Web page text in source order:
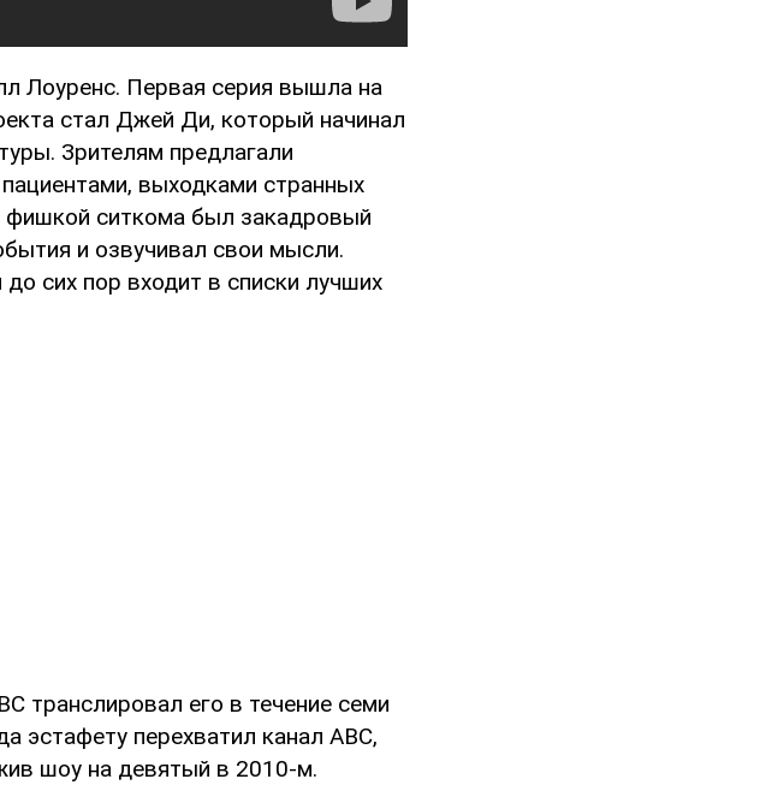
Лоуренс. Первая серия вышла на
стал Джей Ди, который начинал
Зрителям предлагали
выходками странных
фишкой ситкома был закадровый
и озвучивал свои мысли.
сих пор входит в списки лучших
транслировал его в течение семи
эстафету перехватил канал ABC,
шоу на девятый в 2010-м.